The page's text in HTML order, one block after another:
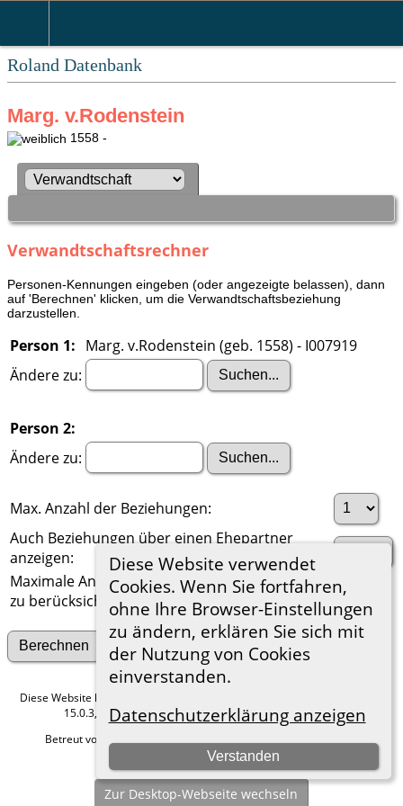
Roland Datenbank
Diese Website verwendet
Cookies. Wenn Sie fortfahren,
ohne Ihre Browser-Einstellungen
zu ändern, erklären Sie sich mit
der Nutzung von Cookies
einverstanden.
Datenschutzerklärung anzeigen
Verstanden
Marg. v.Rodenstein
1558 -
Verwandtschaftsrechner
Personen-Kennungen eingeben (oder angezeigte belassen), dann
auf 'Berechnen' klicken, um die Verwandtschaftsbeziehung
darzustellen.
Person 1: Marg. v.Rodenstein (geb. 1558) - I007919
Ändere zu:
Person 2:
Ändere zu:
Max. Anzahl der Beziehungen:
Auch Beziehungen über einen Ehepartner
anzeigen:
Maximale Anzahl der
zu berücksichtigenden Generationen:
Suche nach anderen Verbindungen
Diese Website läuft mit
15.0.3, programmiert von Darrin Lythgoe © 2001-2026.
Betreut von
Hier geht es zum Impressum
Zur Desktop-Webseite wechseln